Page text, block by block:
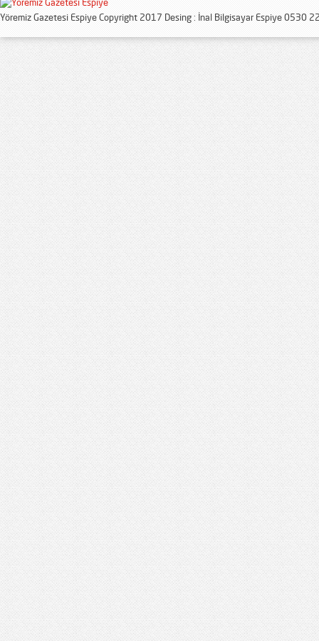
Yöremiz Gazetesi Espiye Copyright 2017 Desing : İnal Bilgisayar Espiye 0530